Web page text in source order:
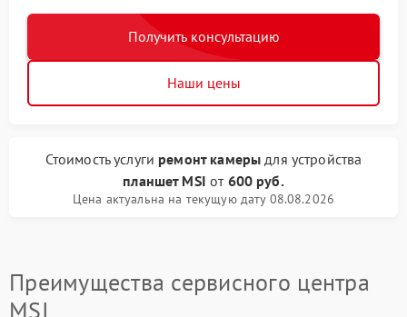
Получить консультацию
Наши цены
Стоимость услуги ремонт камеры для устройства
планшет MSI от 600 руб.
Цена актуальна на текущую дату 08.08.2026
Преимущества сервисного центра
MSI